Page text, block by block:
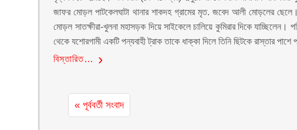
জাফর মোড়ল পাটকেলঘাটা থানার শাকদহ গ্রামের মৃত. জবেদ আলী মোড়লের
মোড়ল সাতক্ষীরা-খুলনা মহাসড়ক দিয়ে সাইকেলে চালিয়ে কুমিরার দিকে যাচ্ছিলেন।
থেকে যশোরগামী একটি পন্যবাহী ট্রাক তাকে ধাক্কা দিলে তিনি ছিটকে রাস্তার পাশে
বিস্তারিত…
« পূর্ববর্তী সংবাদ